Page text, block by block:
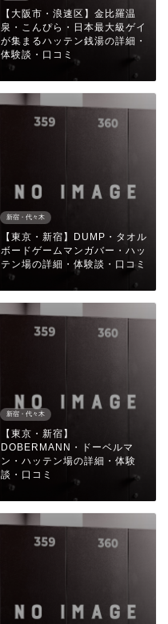
【大阪市・浪速区】金比羅温
泉・こんぴら・日本最大級ゲイ
が集まるハッテン銭湯の詳細・
体験談・口コミ
新宿・代々木
【東京・新宿】DUMP・タオル
ボードゲームマンガバー・ハッ
テン場の詳細・体験談・口コミ
新宿・代々木
【東京・新宿】
DOBERMANN・ドーベルマ
ン・ハッテン場の詳細・体験
談・口コミ